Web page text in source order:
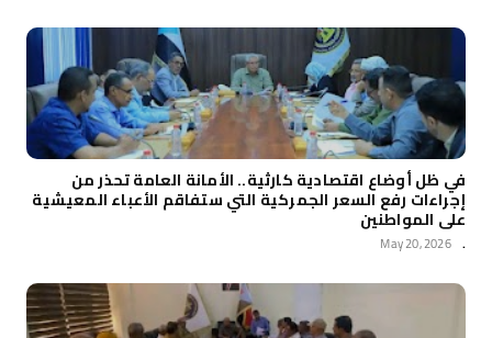
في ظل أوضاع اقتصادية كارثية.. الأمانة العامة تحذر من
إجراءات رفع السعر الجمركية التي ستفاقم الأعباء المعيشية
على المواطنين
.
May 20, 2026